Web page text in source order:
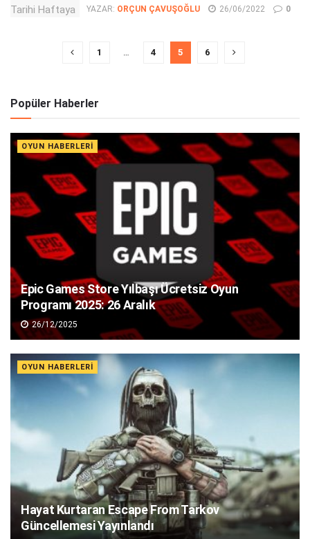
YAZAR: ORÇUN ÇAVUŞOĞLU 26/06/2022 0
1 … 4 5 6
Popüler Haberler
OYUN HABERLERI
Epic Games Store Yılbaşı Ücretsiz Oyun
Programı 2025: 26 Aralık
26/12/2025
OYUN HABERLERI
Hayat Kurtaran Escape From Tarkov
Güncellemesi Yayınlandı